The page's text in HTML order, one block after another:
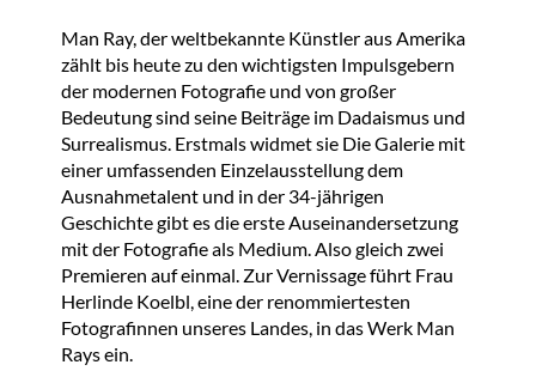
Man Ray, der weltbekannte Künstler aus Amerika
zählt bis heute zu den wichtigsten Impulsgebern
der modernen Fotografie und von großer
Bedeutung sind seine Beiträge im Dadaismus und
Surrealismus. Erstmals widmet sie Die Galerie mit
einer umfassenden Einzelausstellung dem
Ausnahmetalent und in der 34-jährigen
Geschichte gibt es die erste Auseinandersetzung
mit der Fotografie als Medium. Also gleich zwei
Premieren auf einmal. Zur Vernissage führt Frau
Herlinde Koelbl, eine der renommiertesten
Fotografinnen unseres Landes, in das Werk Man
Rays ein.